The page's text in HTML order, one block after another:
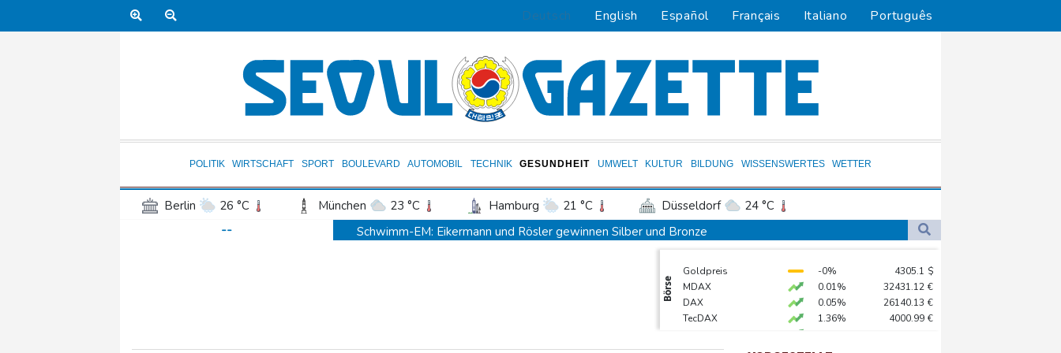
Deutsch English Español Français Italiano Português
POLITIK WIRTSCHAFT SPORT BOULEVARD AUTOMOBIL TECHNIK GESUNDHEIT UMWELT KULTUR BILDUNG WISSENSWERTES WETTER
Berlin 26 °C München 23 °C Hamburg 21 °C Düsseldorf
24 °C
Frankfurt am Main
Potsdam 26 °C Leipzig 25 °C
Bremen
Wien
33 °C
--
Schwimm-EM: Eikermann und Rösler gewinnen Silber und Bronze
Bundesanwaltschaft übernimmt Ermittlungen zu Sprengstoff-Drohne in Leipzig
42,2 Grad: Allzeit-Hitzerekord in der Slowakei nach nur einem Tag gebrochen
Französische Sängerin Vanessa Paradis gibt Trennung von Regisseur Benchetrit bekannt
Börse
Goldpreis -0% 4305.1 $
MDAX
0.01% 32431.12 €
DAX
0.05% 26140.13 €
TecDAX
1.36% 4000.99 €
Euro STOXX 50
0.39%